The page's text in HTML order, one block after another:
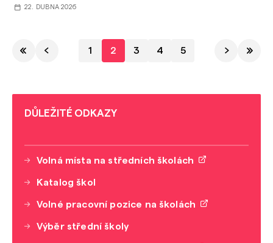
22. DUBNA 2026
1 2 3 4 5
DŮLEŽITÉ ODKAZY
Volná místa na středních školách
Katalog škol
Volné pracovní pozice na školách
Výběr střední školy